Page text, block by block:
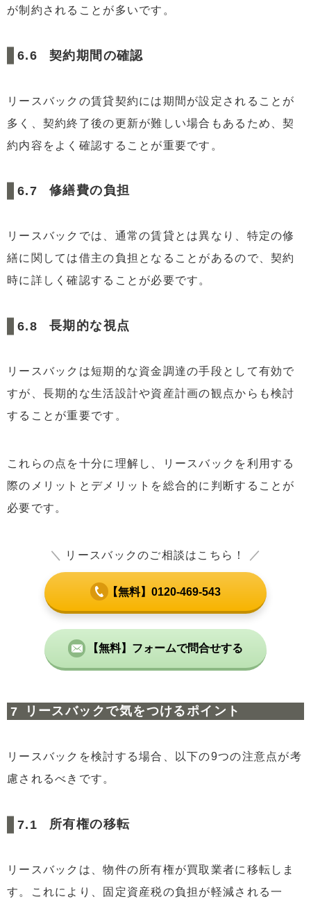
が制約されることが多いです。
契約期間の確認
リースバックの賃貸契約には期間が設定されることが
多く、契約終了後の更新が難しい場合もあるため、契
約内容をよく確認することが重要です。
修繕費の負担
リースバックでは、通常の賃貸とは異なり、特定の修
繕に関しては借主の負担となることがあるので、契約
時に詳しく確認することが必要です。
長期的な視点
リースバックは短期的な資金調達の手段として有効で
すが、長期的な生活設計や資産計画の観点からも検討
することが重要です。
これらの点を十分に理解し、リースバックを利用する
際のメリットとデメリットを総合的に判断することが
必要です。
＼ リースバックのご相談はこちら！ ／
【無料】0120-469-543
【無料】フォームで問合せする
リースバックで気をつけるポイント
リースバックを検討する場合、以下の9つの注意点が考
慮されるべきです。
所有権の移転
リースバックは、物件の所有権が買取業者に移転しま
す。これにより、固定資産税の負担が軽減される一